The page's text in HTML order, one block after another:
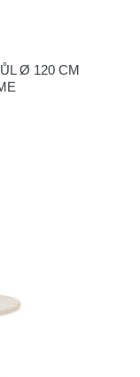
Ø 120 CM